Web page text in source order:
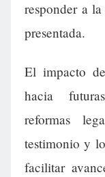
responder a
presentada.
El impacto
hacia
reformas
testimonio y
facilitar